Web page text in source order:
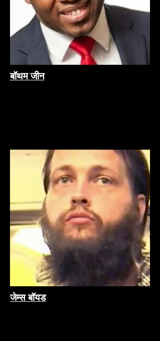
बॉथम जीन
जेम्स बॉयड